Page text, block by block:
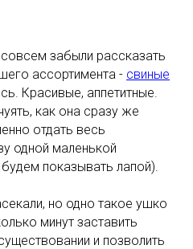
забыли рассказать
ассортимента - свиные
Красивые, аппетитные.
как она сразу же
отдать весь
одной маленькой
показывать лапой).
но одно такое ушко
минут заставить
и позволить